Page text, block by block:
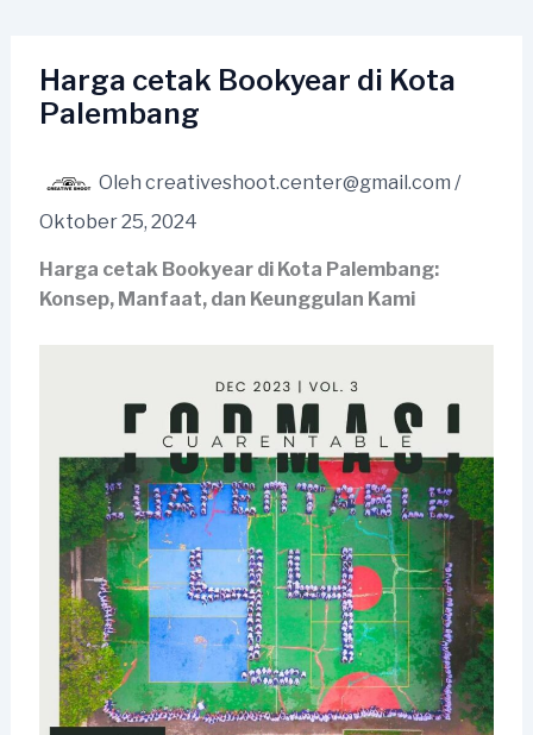
kontenHarga cetak Bookyear di Kota
Palembang
Oleh creativeshoot.center@gmail.com /
Oktober 25, 2024
Harga cetak Bookyear di Kota Palembang:
Konsep, Manfaat, dan Keunggulan Kami